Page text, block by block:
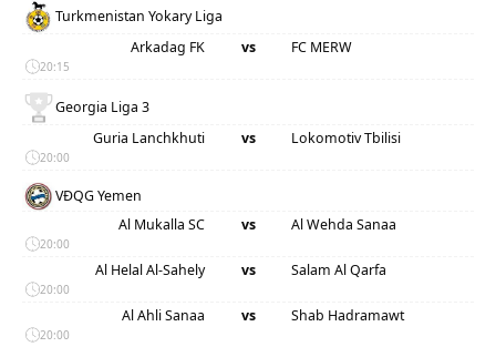
Turkmenistan Yokary Liga
Arkadag FK
vs FC MERW
20:15
Georgia Liga 3
Guria Lanchkhuti
vs Lokomotiv Tbilisi
20:00
VĐQG Yemen
Al Mukalla SC
vs Al Wehda Sanaa
20:00
Al Helal Al-Sahely vs Salam Al Qarfa
20:00
Al Ahli Sanaa vs Shab Hadramawt
20:00